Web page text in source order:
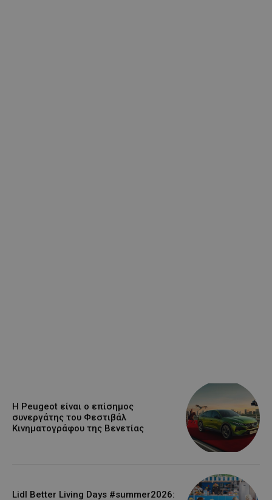
Η Peugeot είναι ο επίσημος
συνεργάτης του Φεστιβάλ
Κινηματογράφου της Βενετίας
Lidl Better Living Days #summer2026: